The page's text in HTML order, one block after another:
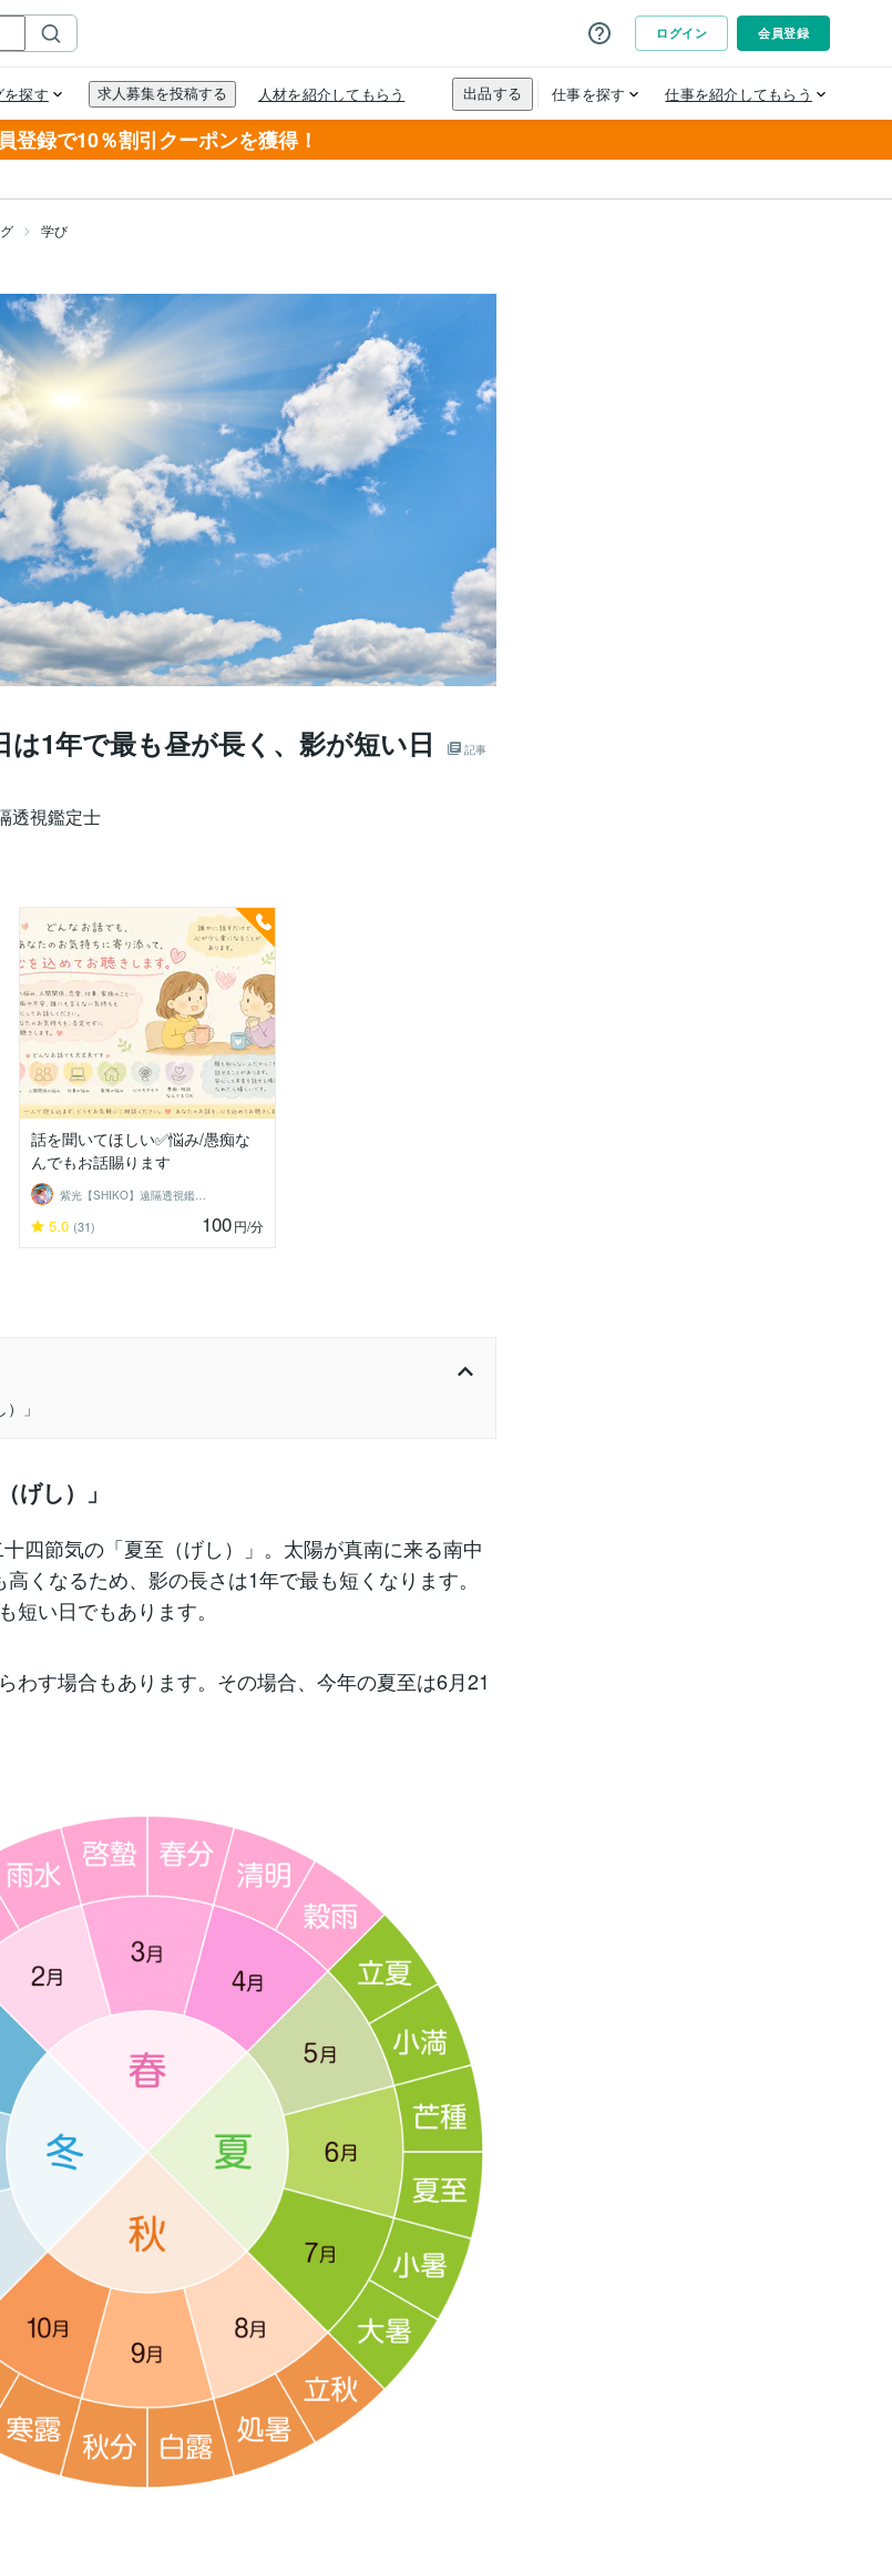
登録で10％割引クーポンを獲得！
学び
は1年で最も昼が長く、影が短い日 記事
透視鑑定士
話を聞いてほしい✅悩み/愚痴な
んでもお話賜ります
紫光【SHIKO】遠隔透視鑑定士
5.0 (31) 100円/分
」
げし）」
四節気の「夏至（げし）」。太陽が真南に来る南中
くなるため、影の長さは1年で最も短くなります。
短い日でもあります。
わす場合もあります。その場合、今年の夏至は6月21